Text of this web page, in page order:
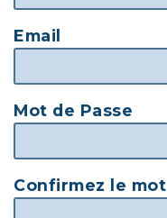
Email
Mot de Passe
Confirmez le